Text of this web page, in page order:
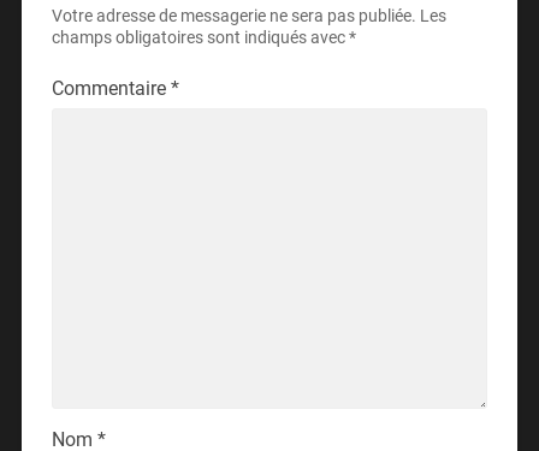
Votre adresse de messagerie ne sera pas publiée. Les
champs obligatoires sont indiqués avec*
Commentaire *
Nom *